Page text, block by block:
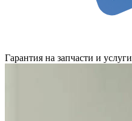
Гарантия на запчасти и услуги